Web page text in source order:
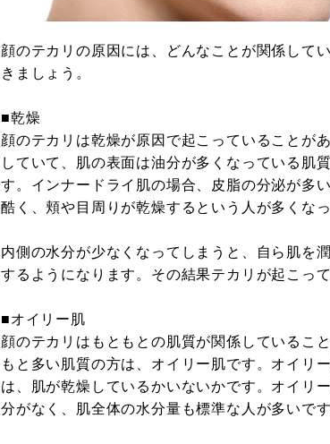
顔のテカリの原因には、どんなことが関係して
きましょう。
■乾燥
顔のテカリは乾燥が原因で起こっていることが
していて、肌の表面は油分が多くなっている肌
す。インナードライ肌の場合、皮脂の分泌が多
酷く、頬や目周りが乾燥するという人が多くなっ
内側の水分が少なくなってしまうと、自ら肌を
するようになります。その結果テカリが起こっ
■オイリー肌
顔のテカリはもともとの肌質が関係しているこ
もと多い肌質の方は、オイリー肌です。オイリ
は、肌が乾燥しているかいないかです。オイリ
分がなく、肌全体の水分量も標準な人が多いです